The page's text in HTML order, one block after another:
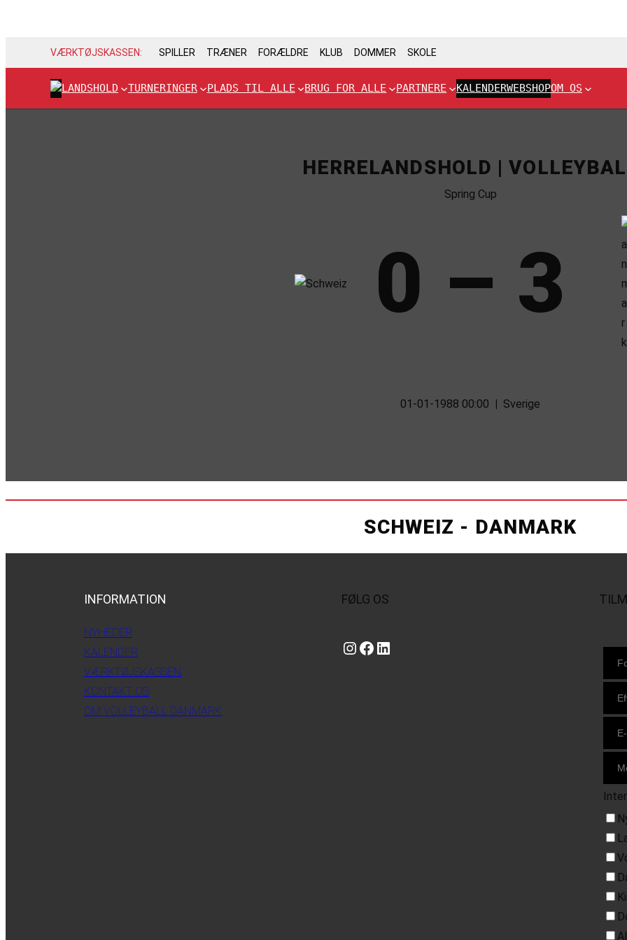
VÆRKTØJSKASSEN: SPILLER TRÆNER FORÆLDRE KLUB DOMMER SKOLE
LANDSHOLD TURNERINGER PLADS TIL ALLE BRUG FOR ALLE PARTNERE KALENDERWEBSHOPOM OS
HERRELANDSHOLD |
Spring Cup
0 – 3
01-01-1988 00:00 Sverige
SCHWEIZ - DANMARK
INFORMATION
NYHEDER
KALENDER
VÆRKTØJSKASSEN
KONTAKT OS
OM VOLLEYBALL DANMARK
FØLG OS
Instagram https://www.facebook.com/danishbeachvolleytour LinkedIn